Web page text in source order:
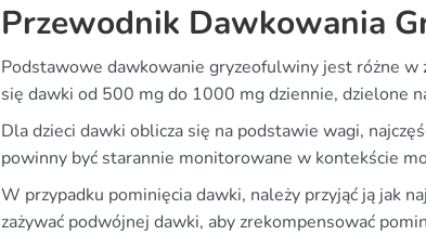
Przewodnik Dawkowania
Podstawowe dawkowanie gryzeofulwiny jest różne w
się dawki od 500 mg do 1000 mg dziennie, dzielone
Dla dzieci dawki oblicza się na podstawie wagi,
powinny być starannie monitorowane w kontekście
W przypadku pominięcia dawki, należy przyjąć ją jak
zażywać podwójnej dawki, aby zrekompensować